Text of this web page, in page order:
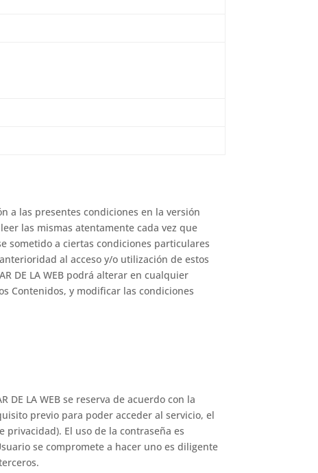
a las presentes condiciones en la versión
las mismas atentamente cada vez que
sometido a ciertas condiciones particulares
al acceso y/o utilización de estos
DE LA WEB podrá alterar en cualquier
Contenidos, y modificar las condiciones
LA WEB se reserva de acuerdo con la
previo para poder acceder al servicio, el
El uso de la contraseña es
se compromete a hacer uno es diligente